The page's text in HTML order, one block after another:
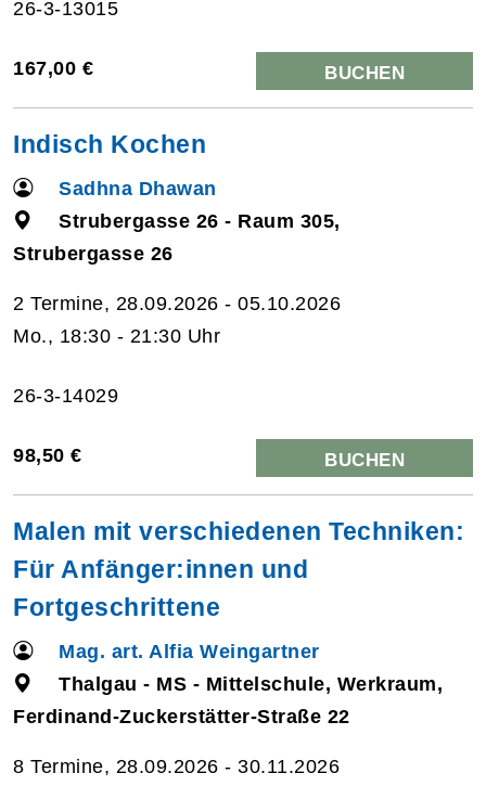
26-3-13015
167,00 € BUCHEN
Indisch Kochen
Sadhna Dhawan
Strubergasse 26 - Raum 305,
Strubergasse 26
2 Termine, 28.09.2026 - 05.10.2026
Mo., 18:30 - 21:30 Uhr
26-3-14029
98,50 € BUCHEN
Malen mit verschiedenen Techniken:
Für Anfänger:innen und
Fortgeschrittene
Mag. art. Alfia Weingartner
Thalgau - MS - Mittelschule, Werkraum,
Ferdinand-Zuckerstätter-Straße 22
8 Termine, 28.09.2026 - 30.11.2026